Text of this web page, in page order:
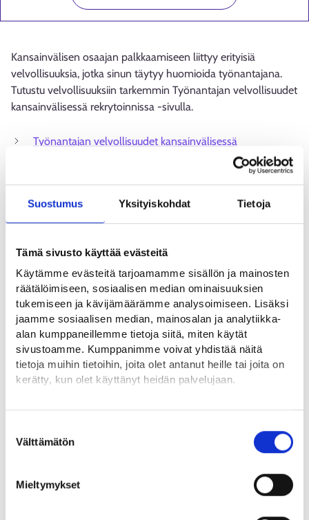
Suostumus Yksityiskohdat Tietoja
Tämä sivusto käyttää evästeitä
Käytämme evästeitä tarjoamamme sisällön ja mainosten
räätälöimiseen, sosiaalisen median ominaisuuksien
tukemiseen ja kävijämäärämme analysoimiseen. Lisäksi
jaamme sosiaalisen median, mainosalan ja analytiikka-
alan kumppaneillemme tietoja siitä, miten käytät
sivustoamme. Kumppanimme voivat yhdistää näitä
tietoja muihin tietoihin, joita olet antanut heille tai joita on
kerätty, kun olet käyttänyt heidän palvelujaan.
Löydät tietoa evästeiden käyttötarkoituksista
Lue tarkemmin
valinta
Välttämätön
Mieltymykset
Kansainvälisen osaajan palkkaamiseen liittyy erityisiä
velvollisuuksia, jotka sinun täytyy huomioida työnantajana.
Tutustu velvollisuuksiin tarkemmin Työnantajan velvollisuudet
kansainvälisessä rekrytoinnissa -sivulla.
Työnantajan velvollisuudet kansainvälisessä
kansainvälisen rekrytoinnin
työnantajaneuvonta